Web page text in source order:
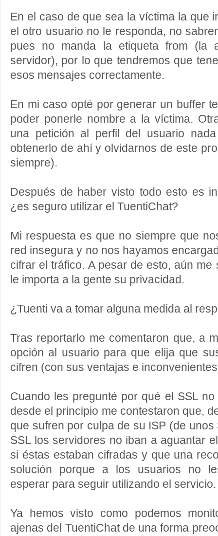
En el caso de que sea la víctima la que
el otro usuario no le responda, no
pues no manda la etiqueta from (la
servidor), por lo que tendremos que
esos mensajes correctamente.
En mi caso opté por generar un buffer
poder ponerle nombre a la víctima.
una petición al perfil del usuario
obtenerlo de ahí y olvidarnos de este
siempre).
Después de haber visto todo esto es
¿es seguro utilizar el TuentiChat?
Mi respuesta es que no siempre que
red insegura y no nos hayamos
cifrar el tráfico. A pesar de esto, aún
le importa a la gente su privacidad.
¿Tuenti va a tomar alguna medida al
Tras reportarlo me comentaron que, a
opción al usuario para que elija que
cifren (con sus ventajas e
Cuando les pregunté por qué el SSL
desde el principio me contestaron que,
que sufren por culpa de su ISP (de
SSL los servidores no iban a aguantar
si éstas estaban cifradas y que una
solución porque a los usuarios no
esperar para seguir utilizando el servicio.
Ya hemos visto como podemos
ajenas del TuentiChat de una forma